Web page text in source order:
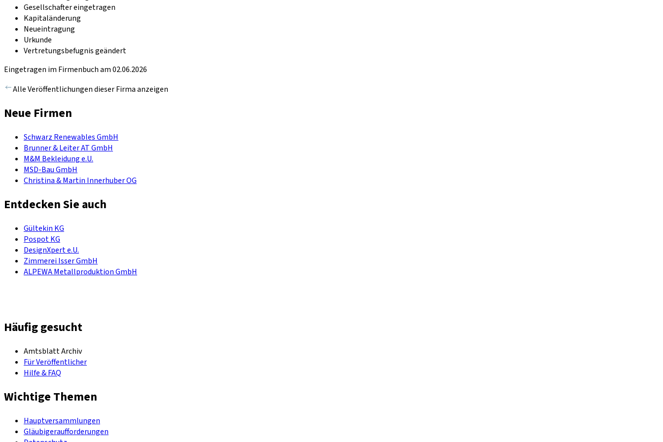
Gesellschafter eingetragen
Kapitaländerung
Neueintragung
Urkunde
Vertretungsbefugnis geändert
Eingetragen im Firmenbuch am 02.06.2026
Alle Veröffentlichungen dieser Firma anzeigen
Neue Firmen
Schwarz Renewables GmbH
Brunner & Leiter AT GmbH
M&M Bekleidung e.U.
MSD-Bau GmbH
Christina & Martin Innerhuber OG
Entdecken Sie auch
Gültekin KG
Pospot KG
DesignXpert e.U.
Zimmerei Isser GmbH
ALPEWA Metallproduktion GmbH
Häufig gesucht
Amtsblatt Archiv
Für Veröffentlicher
Hilfe & FAQ
Wichtige Themen
Hauptversammlungen
Gläubigeraufforderungen